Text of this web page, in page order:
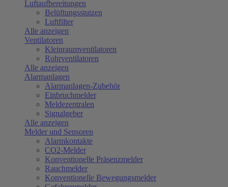
Luftaufbereitungen
Belüftungsstutzen
Luftfilter
Alle anzeigen
Ventilatoren
Kleinraumventilatoren
Rohrventilatoren
Alle anzeigen
Alarmanlagen
Alarmanlagen-Zubehör
Einbruchmelder
Meldezentralen
Signalgeber
Alle anzeigen
Melder und Sensoren
Alarmkontakte
CO2-Melder
Konventionelle Präsenzmelder
Rauchmelder
Konventionelle Bewegungsmelder